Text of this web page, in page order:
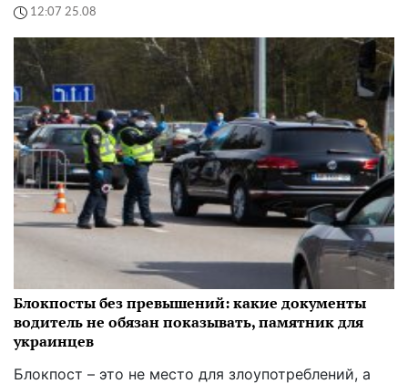
12:07 25.08
Блокпосты без превышений: какие документы
водитель не обязан показывать, памятник для
украинцев
Блокпост – это не место для злоупотреблений, а